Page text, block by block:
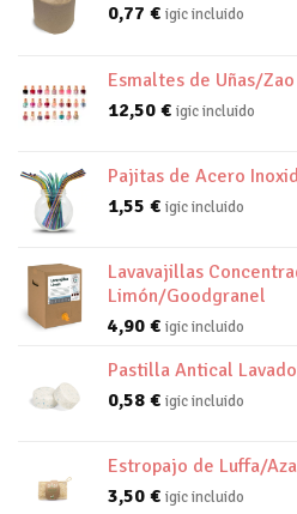
0,77 € igic incluido
Esmaltes de Uñas/Zao
12,50 € igic incluido
Pajitas de Acero
1,55 € igic incluido
Lavavajillas
Limón/Goodgranel
4,90 € igic incluido
Pastilla Antical
0,58 € igic incluido
Estropajo de Luffa/
3,50 € igic incluido